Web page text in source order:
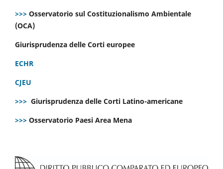
>>> Osservatorio sul Costituzionalismo Ambientale
(OCA)
Giurisprudenza delle Corti europee
ECHR
CJEU
>>> Giurisprudenza delle Corti Latino-americane
>>> Osservatorio Paesi Area Mena